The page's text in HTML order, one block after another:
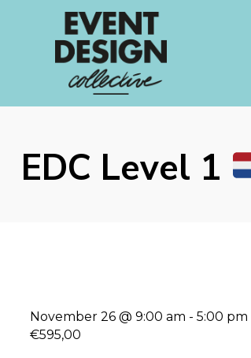
EDC Level 1
November 26 @ 9:00 am - 5:00 pm
€595,00